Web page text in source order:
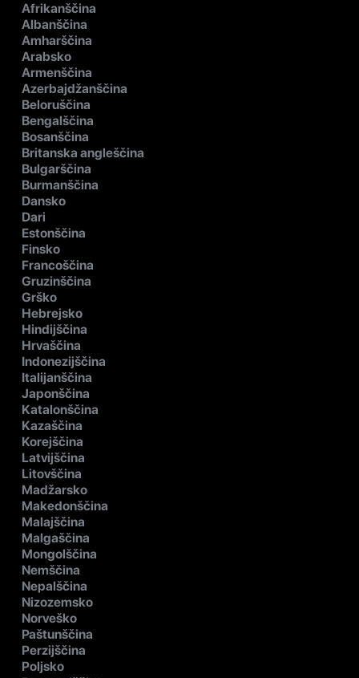
Afrikanščina
Albanščina
Amharščina
Arabsko
Armenščina
Azerbajdžanščina
Beloruščina
Bengalščina
Bosanščina
Britanska angleščina
Bulgarščina
Burmanščina
Dansko
Dari
Estonščina
Finsko
Francoščina
Gruzinščina
Grško
Hebrejsko
Hindijščina
Hrvaščina
Indonezijščina
Italijanščina
Japonščina
Katalonščina
Kazaščina
Korejščina
Latvijščina
Litovščina
Madžarsko
Makedonščina
Malajščina
Malgaščina
Mongolščina
Nemščina
Nepalščina
Nizozemsko
Norveško
Paštunščina
Perzijščina
Poljsko